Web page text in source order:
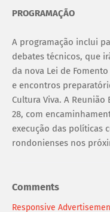
PROGRAMAÇÃO
A programação inclui
debates técnicos, que
da nova Lei de
e encontros
Cultura Viva. A
28, com
execução das políticas
rondonienses nos
Comments
Responsive